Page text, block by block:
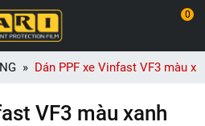
0
Dán PPF xe Vinfast VF3 màu
VF3 màu xanh